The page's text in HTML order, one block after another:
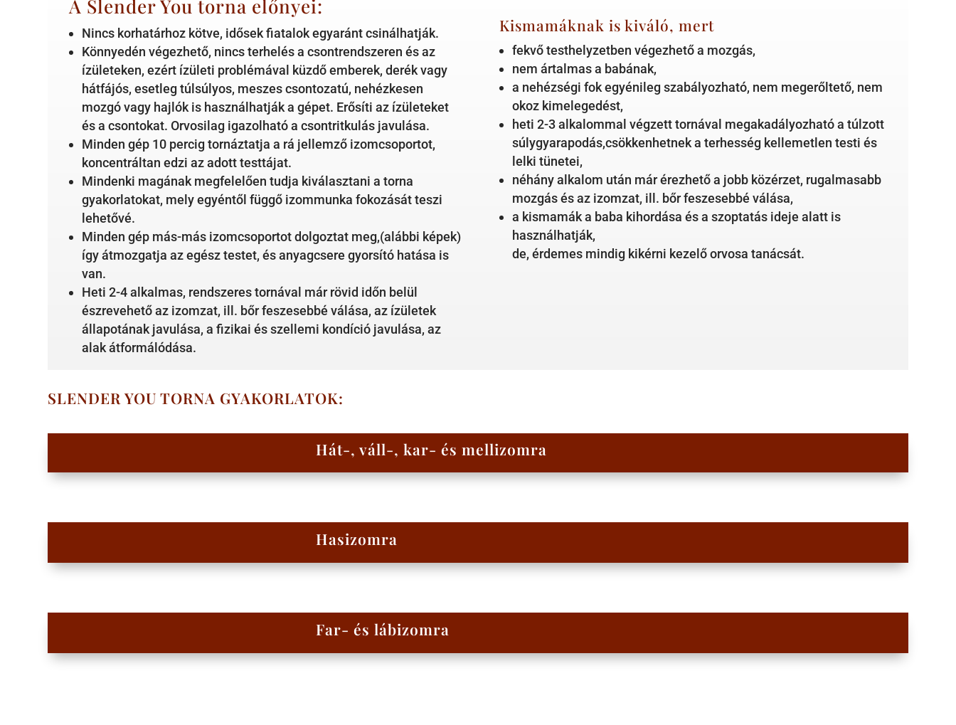
A Slender You torna előnyei:
Nincs korhatárhoz kötve, idősek fiatalok egyaránt csinálhatják.
Könnyedén végezhető, nincs terhelés a csontrendszeren és az
ízületeken, ezért ízületi problémával küzdő emberek, derék vagy
hátfájós, esetleg túlsúlyos, meszes csontozatú, nehézkesen
mozgó vagy hajlók is használhatják a gépet. Erősíti az ízületeket
és a csontokat. Orvosilag igazolható a csontritkulás javulása.
Minden gép 10 percig tornáztatja a rá jellemző izomcsoportot,
koncentráltan edzi az adott testtájat.
Mindenki magának megfelelően tudja kiválasztani a torna
gyakorlatokat, mely egyéntől függő izommunka fokozását teszi
lehetővé.
Minden gép más-más izomcsoportot dolgoztat meg,(alábbi képek)
így átmozgatja az egész testet, és anyagcsere gyorsító hatása is
van.
Heti 2-4 alkalmas, rendszeres tornával már rövid időn belül
észrevehető az izomzat, ill. bőr feszesebbé válása, az ízületek
állapotának javulása, a fizikai és szellemi kondíció javulása, az
alak átformálódása.
Kismamáknak is kiváló, mert
fekvő testhelyzetben végezhető a mozgás,
nem ártalmas a babának,
a nehézségi fok egyénileg szabályozható, nem megerőltető, nem
okoz kimelegedést,
heti 2-3 alkalommal végzett tornával megakadályozható a túlzott
súlygyarapodás,csökkenhetnek a terhesség kellemetlen testi és
lelki tünetei,
néhány alkalom után már érezhető a jobb közérzet, rugalmasabb
mozgás és az izomzat, ill. bőr feszesebbé válása,
a kismamák a baba kihordása és a szoptatás ideje alatt is
használhatják,
de, érdemes mindig kikérni kezelő orvosa tanácsát.
SLENDER YOU TORNA GYAKORLATOK:
Hát-, váll-, kar- és mellizomra
Hasizomra
Far- és lábizomra